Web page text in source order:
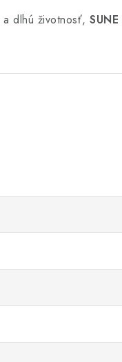
dlhú životnosť, SUNE